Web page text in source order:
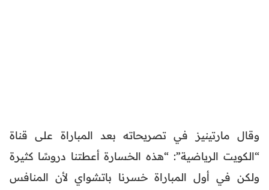
وقال مارتينيز في تصريحاته بعد المباراة على قناة
“الكويت الرياضية”: “هذه الخسارة أعطتنا دروسًا كثيرة
ولكن في أول المباراة خسرنا باتشواي لأن المنافس